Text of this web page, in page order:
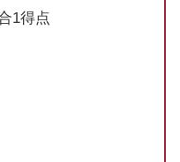
1得点